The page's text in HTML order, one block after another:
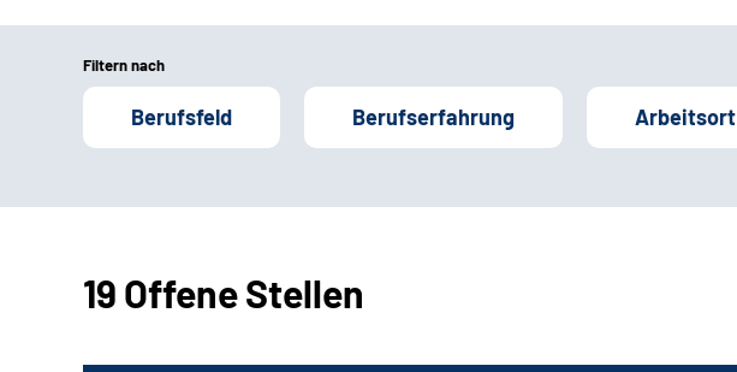
Filtern nach
Berufsfeld Berufserfahrung Arbeitsort
19 Offene Stellen